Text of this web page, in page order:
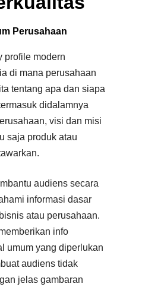
Perusahaan
profile modern
di mana perusahaan
tentang apa dan siapa
didalamnya
visi dan misi
saja produk atau
audiens secara
informasi dasar
atau perusahaan.
info
umum yang diperlukan
audiens tidak
jelas gambaran